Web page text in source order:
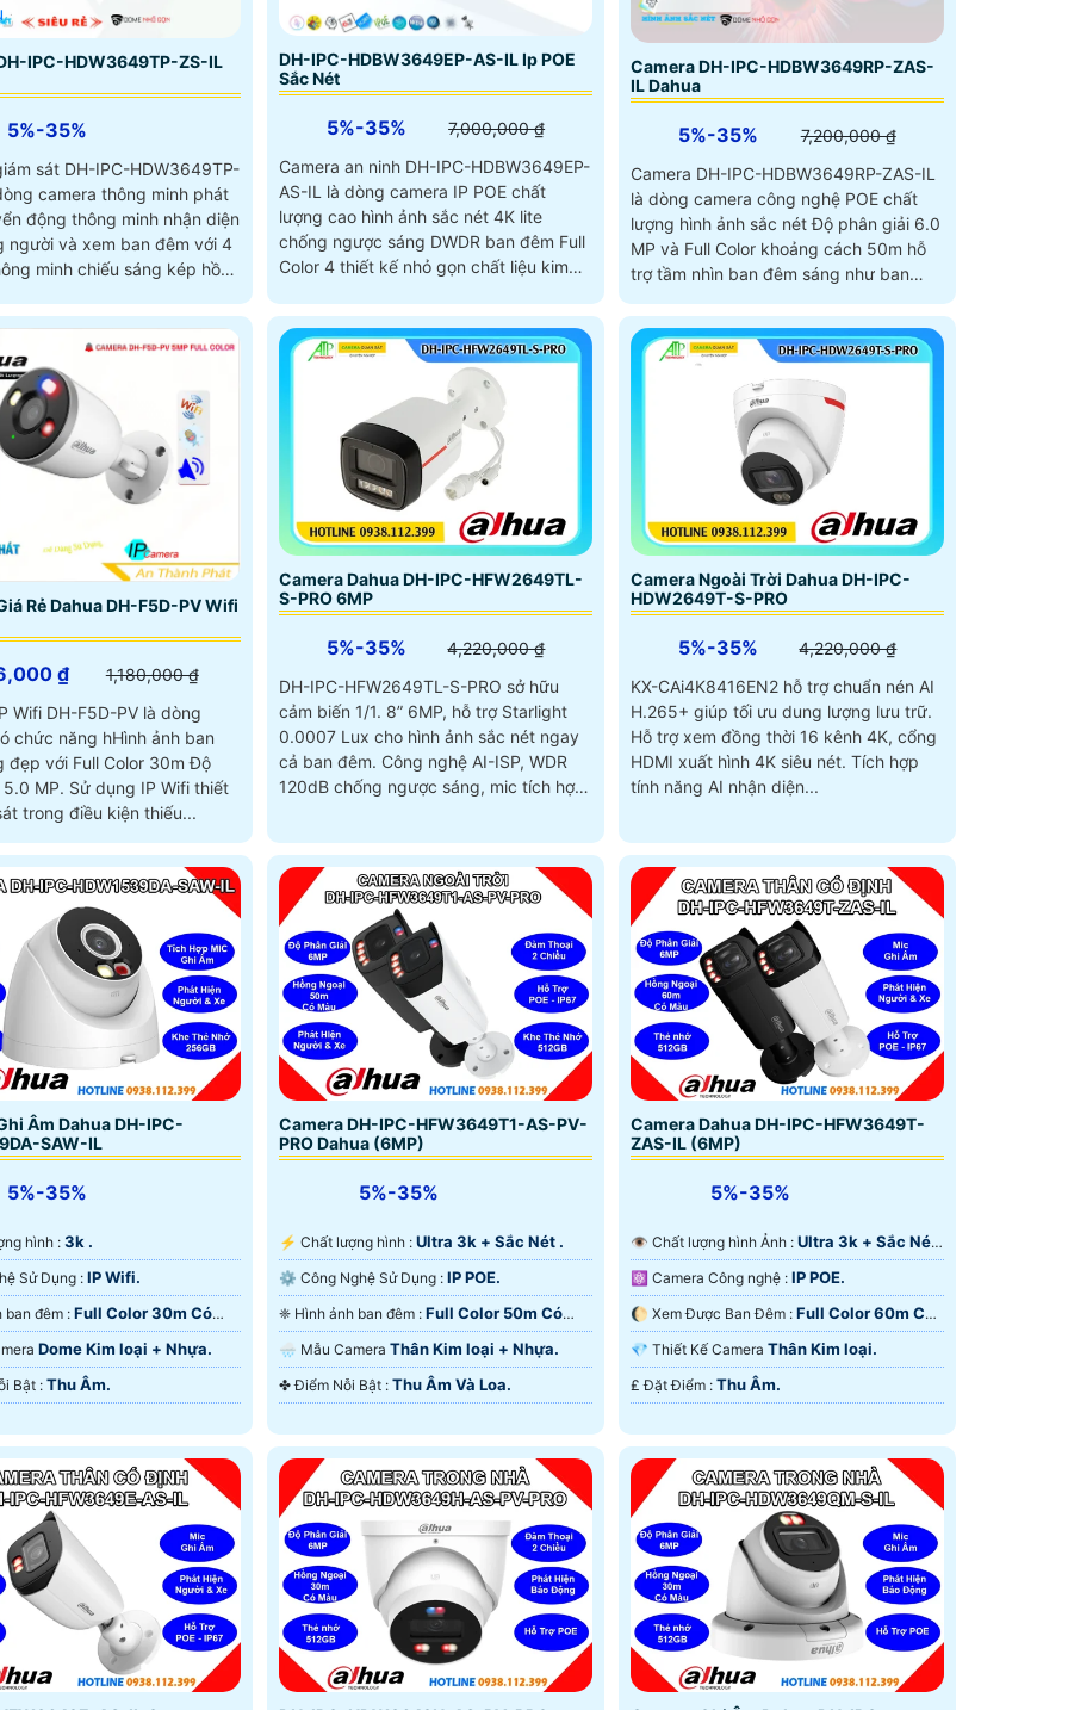
IPC-HDW3649TP-ZS-IL
5%-35%
sát DH-IPC-HDW3649TP-
camera thông minh phát
động thông minh nhận diện
người và xem ban đêm với 4
minh chiếu sáng kép hồng
có độ phân giải Ultra 4k 8.0
DH-IPC-HDBW3649EP-AS-IL Ip POE
Sắc Nét
5%-35%
7,000,000 ₫
Camera an ninh DH-IPC-HDBW3649EP-
AS-IL là dòng camera IP POE chất
lượng cao hình ảnh sắc nét 4K lite
chống ngược sáng DWDR ban đêm Full
Color 4 thiết kế nhỏ gọn chất liệu kim
âm. Phù hợp sử dụng cho cửa hàng văn
phòng shop kinh doanh
Camera DH-IPC-HDBW3649RP-ZAS-
IL Dahua
5%-35%
7,200,000 ₫
Camera DH-IPC-HDBW3649RP-ZAS-IL
là dòng camera công nghệ POE chất
lượng hình ảnh sắc nét Độ phân giải 6.0
MP và Full Color khoảng cách 50m hỗ
trợ tầm nhìn ban đêm sáng như ban
Rẻ Dahua DH-F5D-PV Wifi
₫
1,180,000 ₫
Wifi DH-F5D-PV là dòng
chức năng hHình ảnh ban
đẹp với Full Color 30m Độ
IP Wifi thiết
trong điều kiện thiếu...
Camera Dahua DH-IPC-HFW2649TL-
S-PRO 6MP
5%-35%
4,220,000 ₫
DH-IPC-HFW2649TL-S-PRO sở hữu
cảm biến 1/1. 8” 6MP, hỗ trợ Starlight
0.0007 Lux cho hình ảnh sắc nét ngay
cả ban đêm. Công nghệ AI-ISP, WDR
120dB chống ngược sáng, mic tích hợp
Camera Ngoài Trời Dahua DH-IPC-
HDW2649T-S-PRO
5%-35%
4,220,000 ₫
KX-CAi4K8416EN2 hỗ trợ chuẩn nén AI
H.265+ giúp tối ưu dung lượng lưu trữ.
Hỗ trợ xem đồng thời 16 kênh 4K, cổng
HDMI xuất hình 4K siêu nét. Tích hợp
tính năng AI nhận diện...
Âm Dahua DH-IPC-
SAW-IL
5%-35%
hình : 3k .
®️ Công Nghệ Sử Dụng : IP Wifi.
❃ Hình ảnh ban đêm : Full Color 30m Có
Dome Kim loại + Nhựa.
️🔔 Điểm Nỗi Bật : Thu Âm.
Camera DH-IPC-HFW3649T1-AS-PV-
PRO Dahua (6MP)
5%-35%
️⚡ Chất lượng hình : Ultra 3k + Sắc Nét .
⚙ Công Nghệ Sử Dụng : IP POE.
❈ Hình ảnh ban đêm : Full Color 50m Có
Màu Ban Ðêm.
🌧️ Mẫu Camera Thân Kim loại + Nhựa.
️✤ Điểm Nỗi Bật : Thu Âm Và Loa.
Camera Dahua DH-IPC-HFW3649T-
ZAS-IL (6MP)
5%-35%
👁 Chất lượng hình Ảnh : Ultra 3k + Sắc Nét
.
⚛️ Camera Công nghệ : IP POE.
🌔 Xem Được Ban Đêm : Full Color 60m Có
Màu Ban Ðêm.
💎 Thiết Kế Camera Thân Kim loại.
️₤ Đặt Điểm : Thu Âm.